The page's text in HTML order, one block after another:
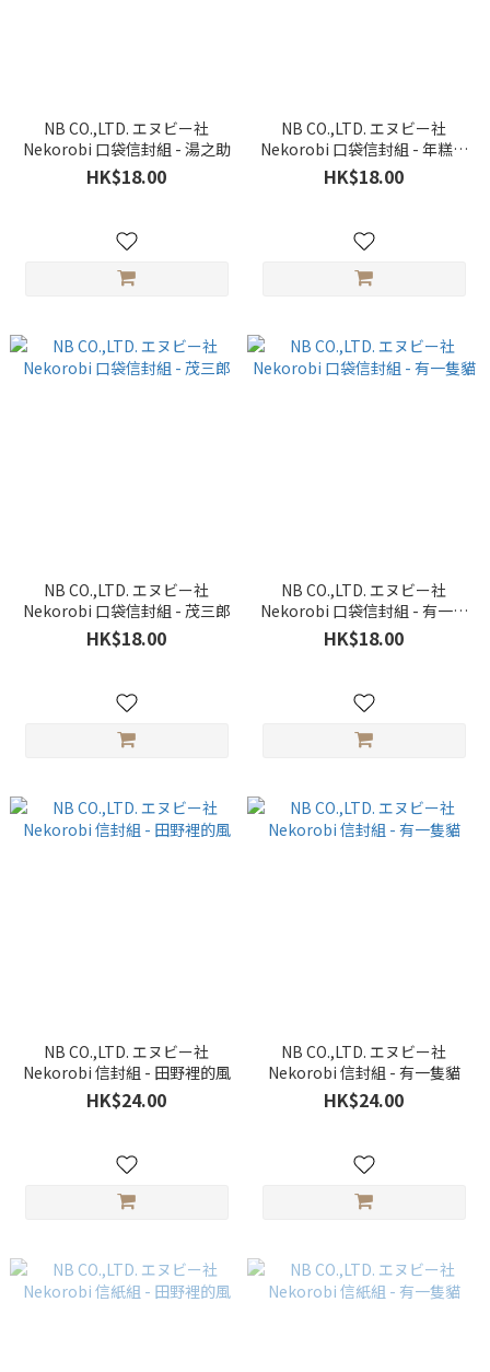
NB CO.,LTD. エヌビー社
Nekorobi 口袋信封組 - 湯之助
HK$18.00
NB CO.,LTD. エヌビー社
Nekorobi 口袋信封組 - 年糕和
紅豆
HK$18.00
NB CO.,LTD. エヌビー社
Nekorobi 口袋信封組 - 茂三郎
HK$18.00
NB CO.,LTD. エヌビー社
Nekorobi 口袋信封組 - 有一隻
貓
HK$18.00
NB CO.,LTD. エヌビー社
Nekorobi 信封組 - 田野裡的風
HK$24.00
NB CO.,LTD. エヌビー社
Nekorobi 信封組 - 有一隻貓
HK$24.00